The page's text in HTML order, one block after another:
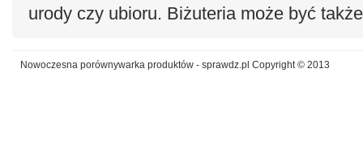
urody czy ubioru. Biżuteria może być
Nowoczesna porównywarka produktów - sprawdz.pl Copyright © 2013